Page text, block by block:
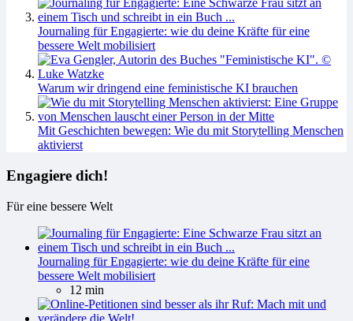
Journaling für Engagierte: wie du deine Kräfte für eine
bessere Welt mobilisiert
Warum wir dringend eine feministische KI brauchen
Mit Geschichten bewegen: Wie du mit Storytelling Menschen
aktivierst
Engagiere dich!
Für eine bessere Welt
Journaling für Engagierte: wie du deine Kräfte für eine
bessere Welt mobilisiert
12 min